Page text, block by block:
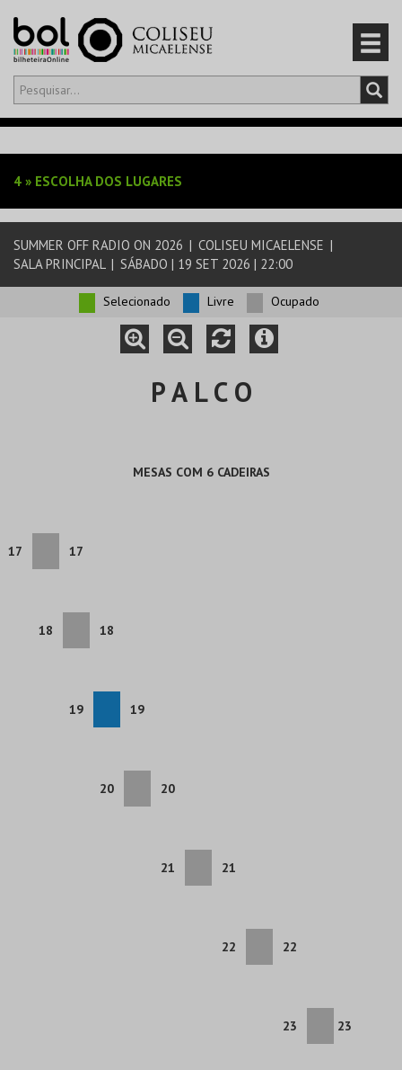
Olá,iniciar sessão
EVENTOS
CARTÕES
4 » ESCOLHA DOS LUGARES
SUMMER OFF RADIO ON 2026 | COLISEU MICAELENSE |
SALA PRINCIPAL | SÁBADO | 19 SET 2026 | 22:00
Selecionado Livre Ocupado
P A L C O
MESAS COM 6 CADEIRAS
17 17
18 18
19 19
20 20
21 21
22 22
23 23